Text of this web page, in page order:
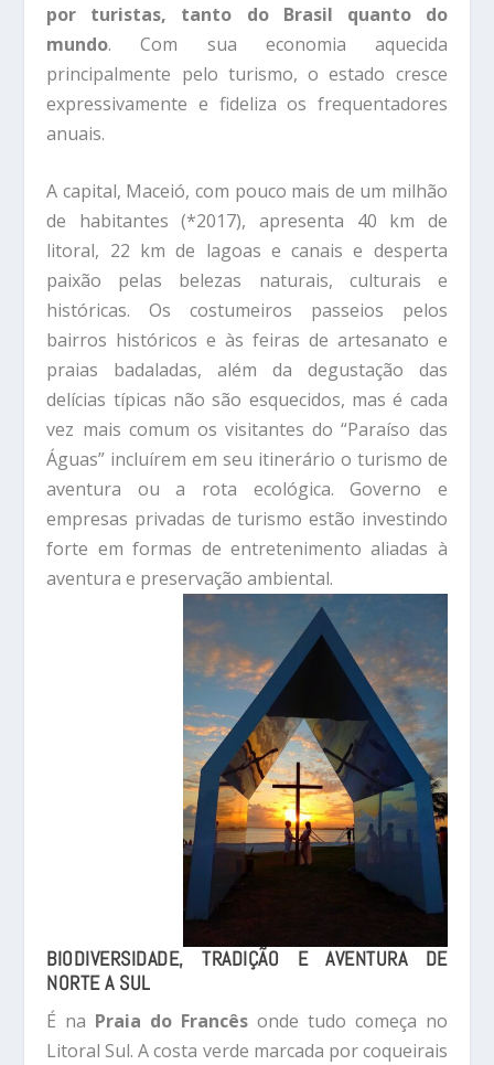
por turistas, tanto do Brasil quanto do
mundo. Com sua economia aquecida
principalmente pelo turismo, o estado cresce
expressivamente e fideliza os frequentadores
anuais.
A capital, Maceió, com pouco mais de um milhão
de habitantes (*2017), apresenta 40 km de
litoral, 22 km de lagoas e canais e desperta
paixão pelas belezas naturais, culturais e
históricas. Os costumeiros passeios pelos
bairros históricos e às feiras de artesanato e
praias badaladas, além da degustação das
delícias típicas não são esquecidos, mas é cada
vez mais comum os visitantes do “Paraíso das
Águas” incluírem em seu itinerário o turismo de
aventura ou a rota ecológica. Governo e
empresas privadas de turismo estão investindo
forte em formas de entretenimento aliadas à
aventura e preservação ambiental.
BIODIVERSIDADE, TRADIÇÃO E AVENTURA DE
NORTE A SUL
É na Praia do Francês onde tudo começa no
Litoral Sul. A costa verde marcada por coqueirais